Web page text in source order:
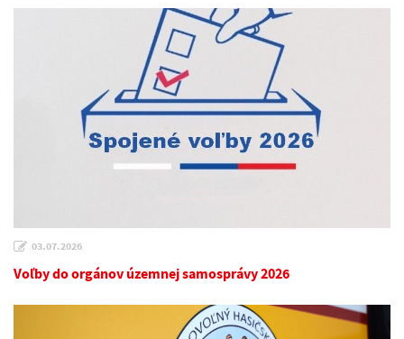
03.07.2026
Voľby do orgánov územnej samosprávy 2026